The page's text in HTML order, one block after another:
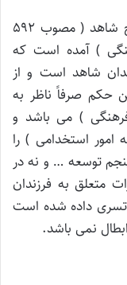
اگر چه در تبصره 1 ماده 2 اساسنامه طرح شاهد ( مصوب 592
فرهنگی ) آمده است که
فرزندان شاهد است و از
حکم صرفاً ناظر به
) می باشد و
امور استخدامی ) را
60 قانون برنامه پنجم توسعه … و نه در
متعلق به فرزندان
جانبازان بالای 70 درصد تسری داده شده است
نمی باشد.